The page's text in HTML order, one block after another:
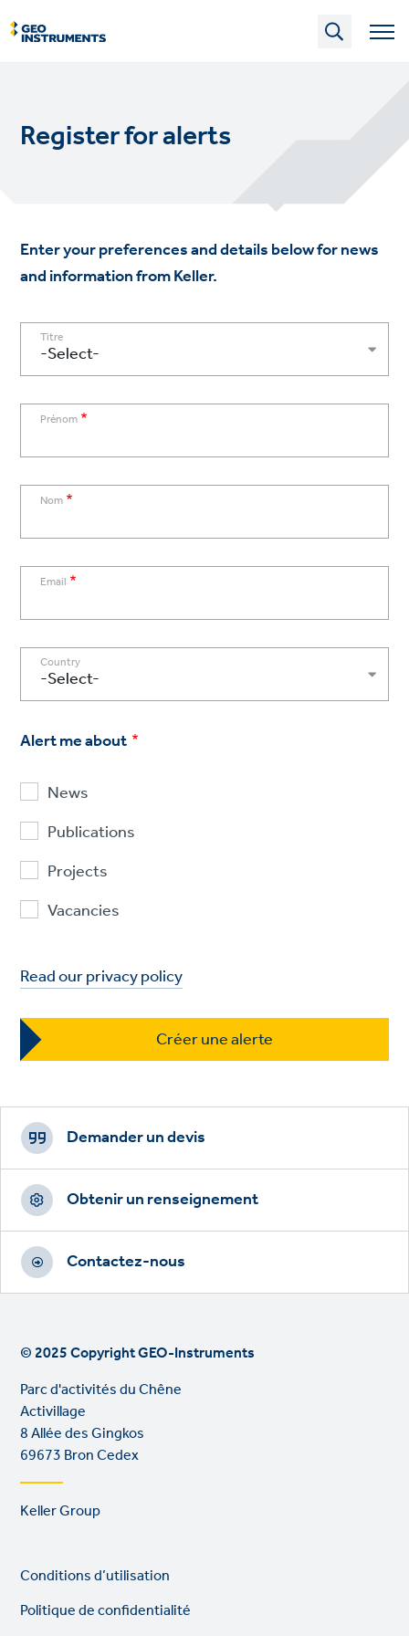
to
main
Register for alerts
Enter your preferences and details below for news
and information from Keller.
Titre
Prénom
Nom
Email
Country
Alert me about
News
Publications
Projects
Vacancies
Read our privacy policy
Footer
CTAs
Demander un devis
Obtenir un renseignement
Contactez-nous
© 2025 Copyright GEO-Instruments
Parc d'activités du Chêne
Activillage
8 Allée des Gingkos
69673 Bron Cedex
Footer
links
Keller Group
Legal
links
Conditions d’utilisation
Politique de confidentialité